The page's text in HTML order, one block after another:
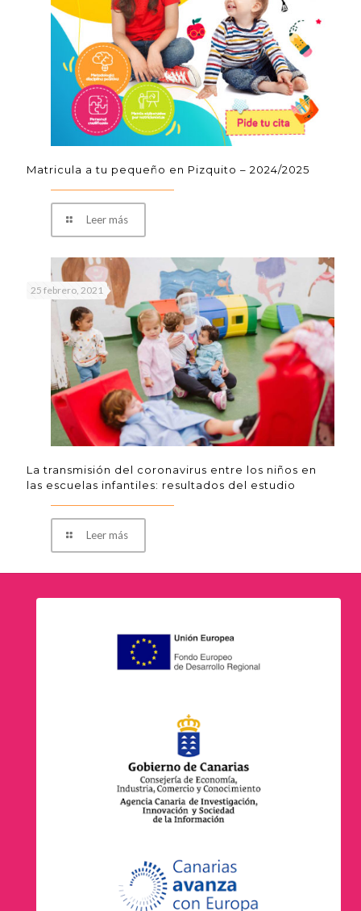
Matricula a tu pequeño en Pizquito – 2024/2025
Leer más
25 febrero, 2021
La transmisión del coronavirus entre los niños en
las escuelas infantiles: resultados del estudio
Leer más